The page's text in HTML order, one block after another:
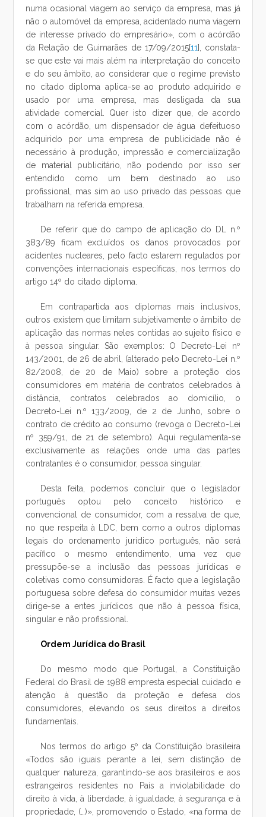
numa ocasional viagem ao serviço da empresa, mas já
não o automóvel da empresa, acidentado numa viagem
de interesse privado do empresário», com o acórdão
da Relação de Guimarães de 17/09/2015[11], constata-
se que este vai mais além na interpretação do conceito
e do seu âmbito, ao considerar que o regime previsto
no citado diploma aplica-se ao produto adquirido e
usado por uma empresa, mas desligada da sua
atividade comercial. Quer isto dizer que, de acordo
com o acórdão, um dispensador de água defeituoso
adquirido por uma empresa de publicidade não é
necessário à produção, impressão e comercialização
de material publicitário, não podendo por isso ser
entendido como um bem destinado ao uso
profissional, mas sim ao uso privado das pessoas que
trabalham na referida empresa.
De referir que do campo de aplicação do DL n.º
383/89 ficam excluídos os danos provocados por
acidentes nucleares, pelo facto estarem regulados por
convenções internacionais específicas, nos termos do
artigo 14º do citado diploma.
Em contrapartida aos diplomas mais inclusivos,
outros existem que limitam subjetivamente o âmbito de
aplicação das normas neles contidas ao sujeito físico e
à pessoa singular. São exemplos: O Decreto-Lei nº
143/2001, de 26 de abril, (alterado pelo Decreto-Lei n.º
82/2008, de 20 de Maio) sobre a proteção dos
consumidores em matéria de contratos celebrados à
distância, contratos celebrados ao domicílio, o
Decreto-Lei n.º 133/2009, de 2 de Junho, sobre o
contrato de crédito ao consumo (revoga o Decreto-Lei
nº 359/91, de 21 de setembro). Aqui regulamenta-se
exclusivamente as relações onde uma das partes
contratantes é o consumidor, pessoa singular.
Desta feita, podemos concluir que o legislador
português optou pelo conceito histórico e
convencional de consumidor, com a ressalva de que,
no que respeita à LDC, bem como a outros diplomas
legais do ordenamento jurídico português, não será
pacífico o mesmo entendimento, uma vez que
pressupõe-se a inclusão das pessoas jurídicas e
coletivas como consumidoras. É facto que a legislação
portuguesa sobre defesa do consumidor muitas vezes
dirige-se a entes jurídicos que não à pessoa física,
singular e não profissional.
Ordem Jurídica do Brasil
Do mesmo modo que Portugal, a Constituição
Federal do Brasil de 1988 empresta especial cuidado e
atenção à questão da proteção e defesa dos
consumidores, elevando os seus direitos a direitos
fundamentais.
Nos termos do artigo 5º da Constituição brasileira
«Todos são iguais perante a lei, sem distinção de
qualquer natureza, garantindo-se aos brasileiros e aos
estrangeiros residentes no País a inviolabilidade do
direito à vida, à liberdade, à igualdade, à segurança e à
propriedade, (…)», promovendo o Estado, «na forma de